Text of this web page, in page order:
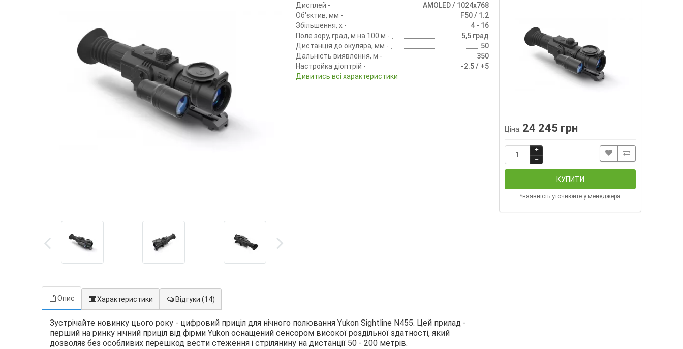
Дисплей -
AMOLED / 1024х768
Об'єктив, мм -
F50 / 1.2
Збільшення, х -
4 - 16
Поле зору, град, м на 100 м -
5,5 град
Дистанція до окуляра, мм -
50
Дальність виявлення, м -
350
Настройка діоптрій -
-2.5 / +5
Дивитись всі характеристики
Ціна: 24 245 грн
КУПИТИ
*наявність уточнюйте у менеджера
Опис Характеристики Відгуки (14)
Зустрічайте новинку цього року - цифровий приціл для нічного полювання Yukon Sightline N455. Цей прилад -
перший на ринку нічний приціл від фірми Yukon оснащений сенсором високої роздільної здатності, який
дозволяє без особливих перешкод вести стеження і стрілянину на дистанції 50 - 200 метрів.